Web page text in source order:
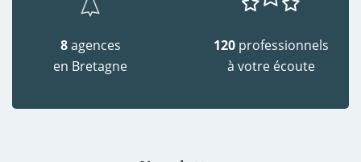
8agences
en Bretagne
120 professionnels
à votre écoute